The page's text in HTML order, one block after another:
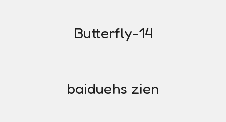
Butterfly-14
baiduehs zien